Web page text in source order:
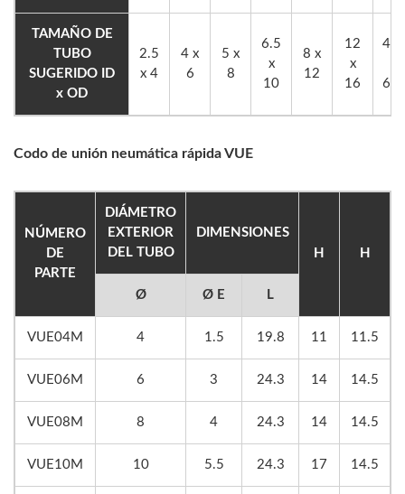
TAMAÑO DE
TUBO
SUGERIDO ID
x OD
2.5
x 4
4 x
6
5 x
8
6.5
x
10
8 x
12
12
x
16
Codo de unión neumática rápida VUE
NÚMERO
DE
PARTE
DIÁMETRO
EXTERIOR
DEL TUBO
DIMENSIONES
H
H
Ø Ø E L
VUE04M 4 1.5 19.8 11 11.5
VUE06M 6 3 24.3 14 14.5
VUE08M 8 4 24.3 14 14.5
VUE10M 10 5.5 24.3 17 14.5